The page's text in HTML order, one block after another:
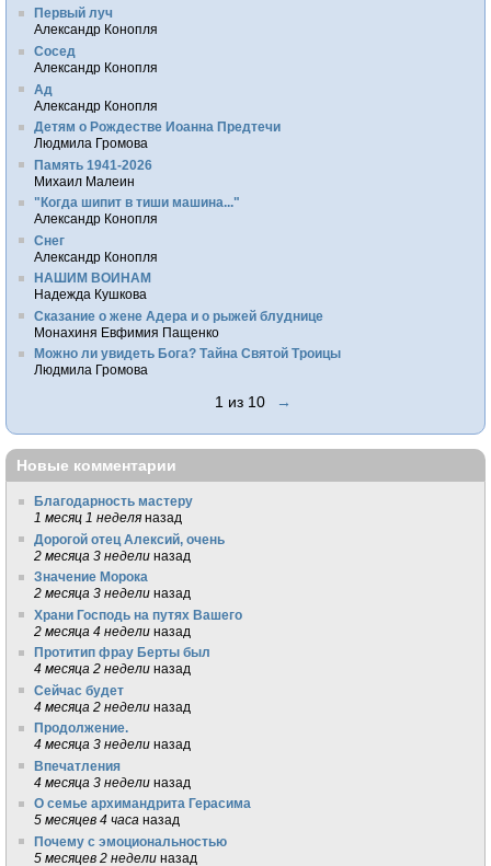
Первый луч
Александр Конопля
Сосед
Александр Конопля
Ад
Александр Конопля
Детям о Рождестве Иоанна Предтечи
Людмила Громова
Память 1941-2026
Михаил Малеин
"Когда шипит в тиши машина..."
Александр Конопля
Снег
Александр Конопля
НАШИМ ВОИНАМ
Надежда Кушкова
Сказание о жене Адера и о рыжей блуднице
Монахиня Евфимия Пащенко
Можно ли увидеть Бога? Тайна Святой Троицы
Людмила Громова
1 из 10 →
Новые комментарии
Благодарность мастеру
1 месяц 1 неделя назад
Дорогой отец Алексий, очень
2 месяца 3 недели назад
Значение Морока
2 месяца 3 недели назад
Храни Господь на путях Вашего
2 месяца 4 недели назад
Протитип фрау Берты был
4 месяца 2 недели назад
Сейчас будет
4 месяца 2 недели назад
Продолжение.
4 месяца 3 недели назад
Впечатления
4 месяца 3 недели назад
О семье архимандрита Герасима
5 месяцев 4 часа назад
Почему с эмоциональностью
5 месяцев 2 недели назад